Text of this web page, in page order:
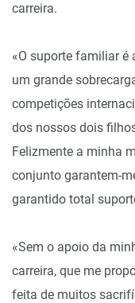
carreira.
«O suporte familiar é
um grande
competições
dos nossos dois
Felizmente a minha
conjunto garantem-
garantido total
«Sem o apoio da
carreira, que me
feita de muitos